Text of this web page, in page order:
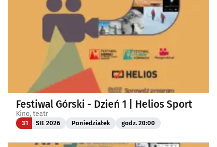
Festiwal Górski - Dzień 1 | Helios Sport
Kino, teatr
31 SIE 2026 Poniedziałek godz. 20:00